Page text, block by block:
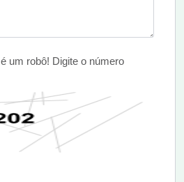
um robô! Digite o número